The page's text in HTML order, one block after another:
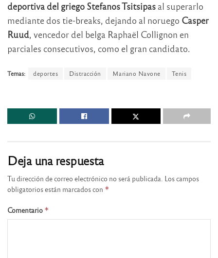
deportiva del griego Stefanos Tsitsipas al superarlo
mediante dos tie-breaks, dejando al noruego Casper
Ruud, vencedor del belga Raphaël Collignon en
parciales consecutivos, como el gran candidato.
Temas: deportes Distracción Mariano Navone Tenis
Deja una respuesta
Tu dirección de correo electrónico no será publicada. Los campos
obligatorios están marcados con *
Comentario *